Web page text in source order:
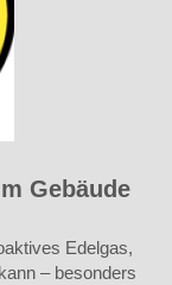
Gebäude
Edelgas,
– besonders